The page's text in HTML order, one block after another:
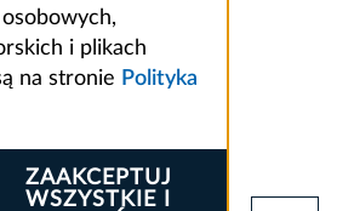
i plikach
na stronie Polityka
ZAAKCEPTUJ
WSZYSTKIE I